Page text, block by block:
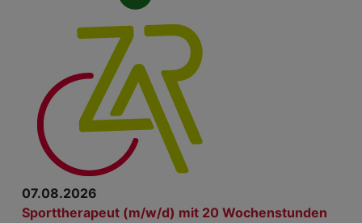
07.08.2026
Sporttherapeut (m/w/d) mit 20 Wochenstunden